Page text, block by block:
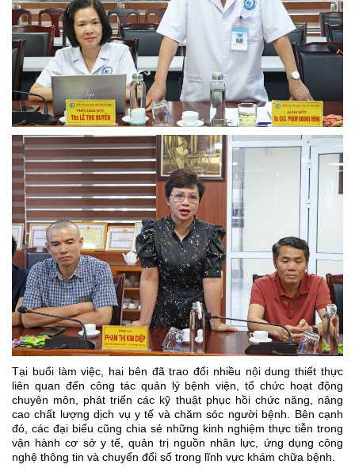
Tại buổi làm việc, hai bên đã trao đổi nhiều nội dung thiết thực
liên quan đến công tác quản lý bệnh viện, tổ chức hoạt động
chuyên môn, phát triển các kỹ thuật phục hồi chức năng, nâng
cao chất lượng dịch vụ y tế và chăm sóc người bệnh. Bên cạnh
đó, các đại biểu cũng chia sẻ những kinh nghiệm thực tiễn trong
vận hành cơ sở y tế, quản trị nguồn nhân lực, ứng dụng công
nghệ thông tin và chuyển đổi số trong lĩnh vực khám chữa bệnh.